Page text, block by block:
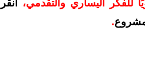
للفكر اليساري والتقدمي،
.